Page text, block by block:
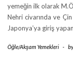
yemeğin ilk olarak
Nehri civarında ve Çin
Japonya’ya giriş
Öğle/Akşam Yemekleri -